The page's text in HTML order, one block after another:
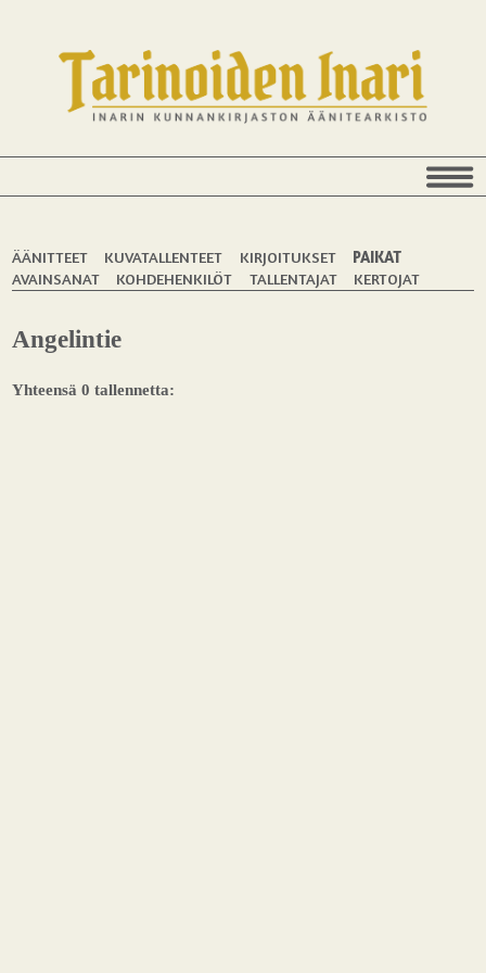
ÄÄNITTEET KUVATALLENTEET KIRJOITUKSET
PAIKAT
AVAINSANAT
KOHDEHENKILÖT TALLENTAJAT KERTOJAT
Angelintie
Yhteensä 0 tallennetta: